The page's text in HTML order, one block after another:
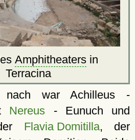
Amphitheaters in
Terracina
nach war Achilleus -
Nereus - Eunuch und
Flavia Domitilla, der